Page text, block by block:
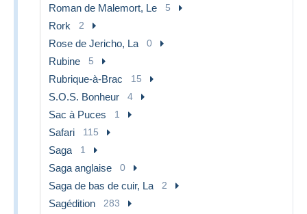
Roman de Malemort, Le 5
Rork 2
Rose de Jericho, La 0
Rubine 5
Rubrique-à-Brac 15
S.O.S. Bonheur 4
Sac à Puces 1
Safari 115
Saga 1
Saga anglaise 0
Saga de bas de cuir, La 2
Sagédition 283